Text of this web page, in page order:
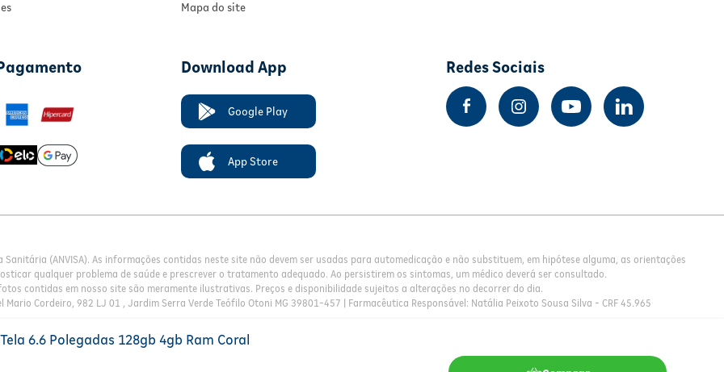
6.6 Polegadas 128gb 4gb Ram Coral
Mapa do site
Download App
Google Play
App Store
Redes Sociais
(ANVISA). As informações contidas neste site não devem ser usadas para automedicação e não substituem, em hipótese alguma, as orientações
qualquer problema de saúde e prescrever o tratamento adequado. Ao persistirem os sintomas, um médico deverá ser consultado.
contidas em nosso site são meramente ilustrativas. Preços e disponibilidade sujeitos a alterações no decorrer do dia.
Cordeiro, 982 LJ 01 , Jardim Serra Verde Teófilo Otoni MG 39801-457 | Farmacêutica Responsável: Natália Peixoto Sousa Silva - CRF 45.965